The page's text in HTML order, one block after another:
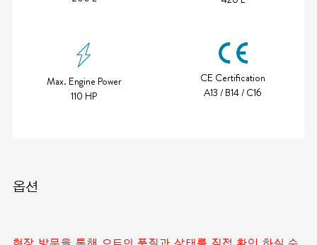
Max. Engine Power
110 HP
CE Certification
A13 / B14 / C16
옵션